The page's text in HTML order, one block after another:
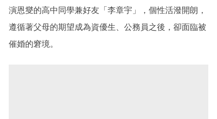
演恩燮的高中同學兼好友「李章宇」，個性活潑開朗，
遵循著父母的期望成為資優生、公務員之後，卻面臨被
催婚的窘境。